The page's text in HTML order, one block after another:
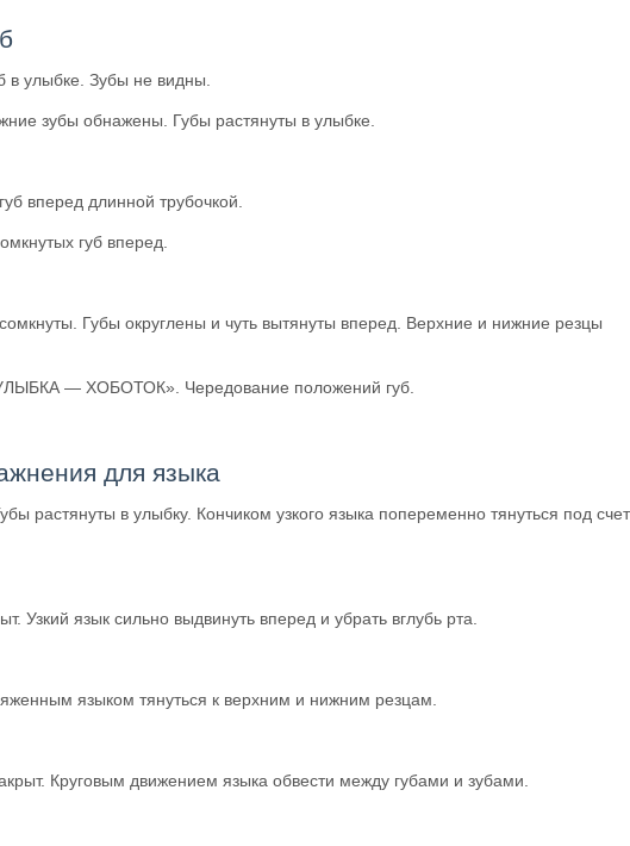
в улыбке. Зубы не видны.
зубы обнажены. Губы растянуты в улыбке.
вперед длинной трубочкой.
губ вперед.
Губы округлены и чуть вытянуты вперед. Верхние и нижние резцы
— ХОБОТОК». Чередование положений губ.
для языка
растянуты в улыбку. Кончиком узкого языка попеременно тянуться под счет
Узкий язык сильно выдвинуть вперед и убрать вглубь рта.
языком тянуться к верхним и нижним резцам.
Круговым движением языка обвести между губами и зубами.